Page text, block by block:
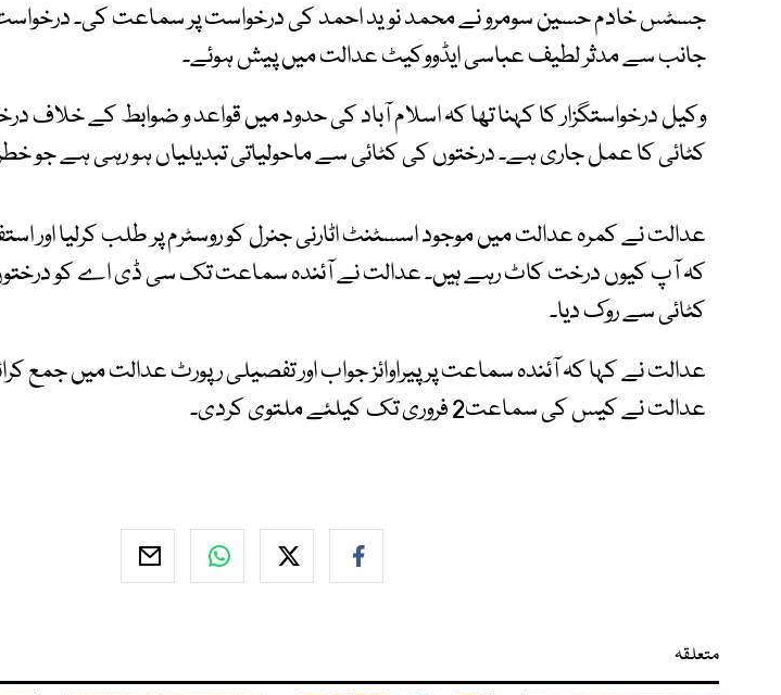
جسٹس خادم حسین سومرو نے محمد نوید احمد کی درخواست پر سماعت کی۔
جانب سے مدثر لطیف عباسی ایڈووکیٹ عدالت میں پیش ہوئے۔
وکیل درخواستگزار کا کہنا تھا کہ اسلام آباد کی حدود میں قواعد و ضوابط کے خلاف
کٹائی کا عمل جاری ہے۔ درختوں کی کٹائی سے ماحولیاتی تبدیلیاں ہو رہی ہے جو
عدالت نے کمرہ عدالت میں موجود اسسٹنٹ اٹارنی جنرل کو روسٹرم پر طلب کرلیا اور
کہ آپ کیوں درخت کاٹ رہے ہیں۔ عدالت نے آئندہ سماعت تک سی ڈی اے کو
کٹائی سے روک دیا۔
عدالت نے کہا کہ آئندہ سماعت پر پیراوائز جواب اور تفصیلی رپورٹ عدالت میں جمع
عدالت نے کیس کی سماعت2 فروری تک کیلئے ملتوی کردی۔
متعلقہ